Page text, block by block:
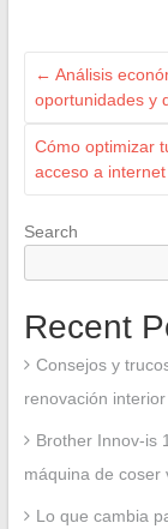
← Análisis
oportunidades y
Cómo optimizar
acceso a internet
Search
Recent
Consejos y
renovación interior
Brother Innov-is
máquina de coser
Lo que cambia